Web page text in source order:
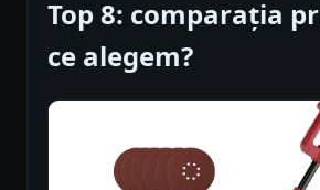
Top 8: comparația
ce alegem?